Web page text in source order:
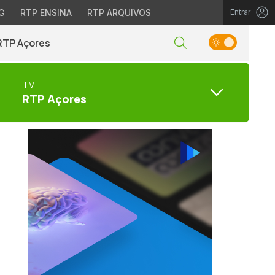
RTP ENSINA RTP ARQUIVOS Entrar
Açores
TV
RTP Açores